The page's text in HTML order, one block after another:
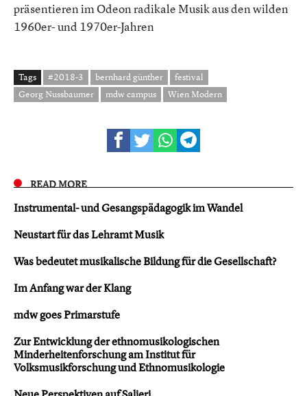
präsentieren im Odeon radikale Musik aus den wilden
1960er- und 1970er-Jahren
Tags #2018-3 bernhard günther
festival
Georg Nussbaumer
mdw campus Wien Modern
READ MORE
Instrumental- und Gesangspädagogik im Wandel
Neustart für das Lehramt Musik
Was bedeutet musikalische Bildung für die Gesellschaft?
Im Anfang war der Klang
mdw goes Primarstufe
Zur Entwicklung der ethnomusikologischen
Minderheitenforschung am Institut für
Volksmusikforschung und Ethnomusikologie